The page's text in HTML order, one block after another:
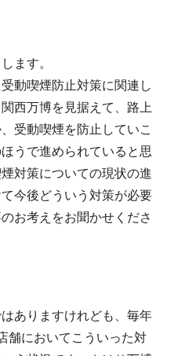
ます。
動喫煙防止対策に関連し
西万博を見据えて、路上
受動喫煙を防止していこ
うで進められていると思
対策についての現状の進
今後どういう対策が必要
お考えをお聞かせくださ
ありますけれども、毎年
舗においてこういった対